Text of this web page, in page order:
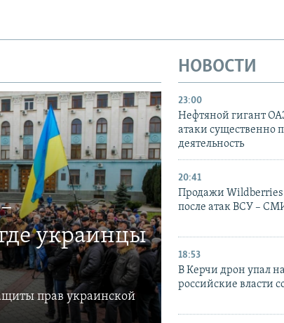
украинцы
прав украинской
НОВОСТИ
23:00
Нефтяной гигант
атаки существенно
деятельность
20:41
Продажи Wildberries
после атак ВСУ –
18:53
В Керчи дрон упал
российские власти